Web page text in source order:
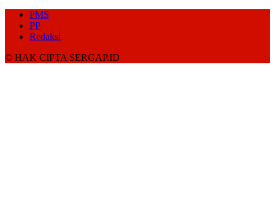
PMS
PP
Redaksi
© HAK CIPTA SERGAP.ID